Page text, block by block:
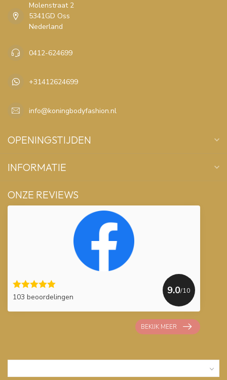
Molenstraat 2
5341GD Oss
Nederland
0412-624699
+31412624699
info@koningbodyfashion.nl
OPENINGSTIJDEN
INFORMATIE
ONZE REVIEWS
103 beoordelingen
9.0/10
BEKIJK MEER